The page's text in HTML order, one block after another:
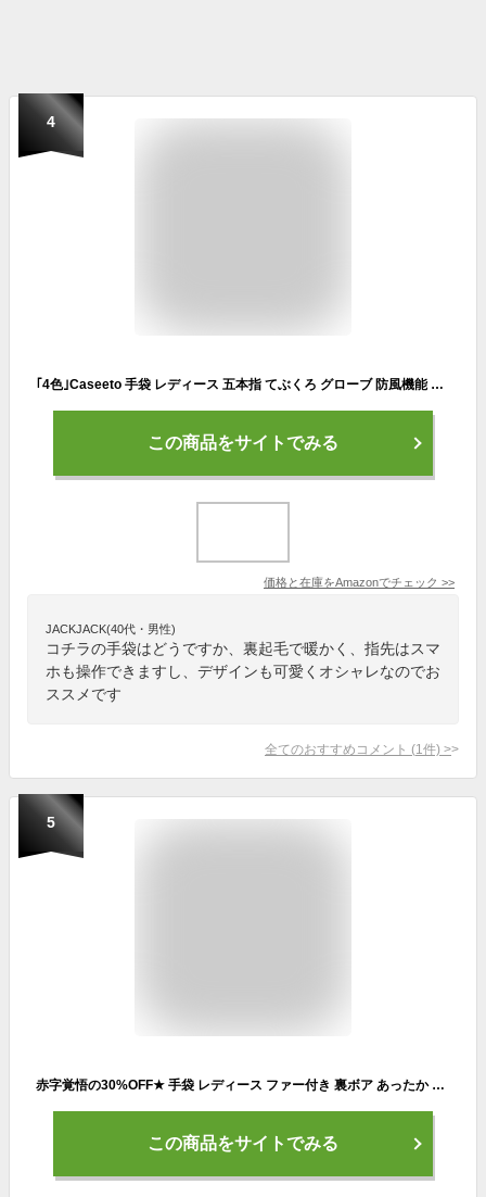
4
｢4色｣Caseeto 手袋 レディース 五本指 てぶくろ グローブ 防風機能 防寒保温 裏起毛 フワフワ クリスマス プレゼント 誕生日 (フリーサイズ, brown,)
この商品をサイトでみる
価格と在庫をAmazonでチェック >>
JACKJACK(40代・男性)
コチラの手袋はどうですか、裏起毛で暖かく、指先はスマ
ホも操作できますし、デザインも可愛くオシャレなのでお
ススメです
全てのおすすめコメント (1 件) >
5
赤字覚悟の30%OFF★ 手袋 レディース ファー付き 裏ボア あったか なめらか シャムード スエード調 スマホタッチ対応 寒さ対策 手袋 かわいい おしゃれ ファー 上品 高見え手袋 【送料無料】
この商品をサイトでみる